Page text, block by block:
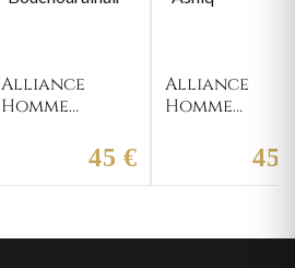
Alliance
Homme
Bouchouralhair
45 €
Alliance
Homme
45